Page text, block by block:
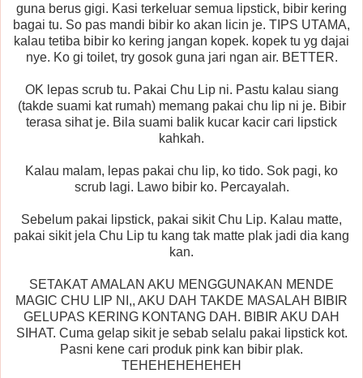
guna berus gigi. Kasi terkeluar semua lipstick, bibir kering
bagai tu. So pas mandi bibir ko akan licin je. TIPS UTAMA,
kalau tetiba bibir ko kering jangan kopek. kopek tu yg dajai
nye. Ko gi toilet, try gosok guna jari ngan air. BETTER.
OK lepas scrub tu. Pakai Chu Lip ni. Pastu kalau siang
(takde suami kat rumah) memang pakai chu lip ni je. Bibir
terasa sihat je. Bila suami balik kucar kacir cari lipstick
kahkah.
Kalau malam, lepas pakai chu lip, ko tido. Sok pagi, ko
scrub lagi. Lawo bibir ko. Percayalah.
Sebelum pakai lipstick, pakai sikit Chu Lip. Kalau matte,
pakai sikit jela Chu Lip tu kang tak matte plak jadi dia kang
kan.
SETAKAT AMALAN AKU MENGGUNAKAN MENDE
MAGIC CHU LIP NI,, AKU DAH TAKDE MASALAH BIBIR
GELUPAS KERING KONTANG DAH. BIBIR AKU DAH
SIHAT. Cuma gelap sikit je sebab selalu pakai lipstick kot.
Pasni kene cari produk pink kan bibir plak.
TEHEHEHEHEHEH